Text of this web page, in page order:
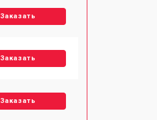
Заказать
Заказать
Заказать